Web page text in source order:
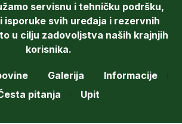
servisnu i tehničku podršku,
isporuke svih uređaja i rezervnih
u cilju zadovoljstva naših krajnjih
korisnika.
Galerija
Informacije
pitanja
Upit